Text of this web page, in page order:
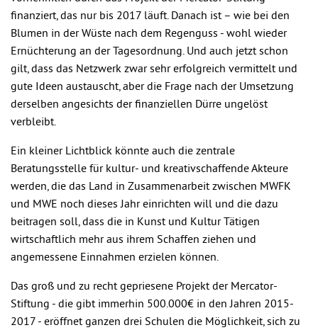
finanziert, das nur bis 2017 läuft. Danach ist – wie bei den
Blumen in der Wüste nach dem Regenguss - wohl wieder
Ernüchterung an der Tagesordnung. Und auch jetzt schon
gilt, dass das Netzwerk zwar sehr erfolgreich vermittelt und
gute Ideen austauscht, aber die Frage nach der Umsetzung
derselben angesichts der finanziellen Dürre ungelöst
verbleibt.
Ein kleiner Lichtblick könnte auch die zentrale
Beratungsstelle für kultur- und kreativschaffende Akteure
werden, die das Land in Zusammenarbeit zwischen MWFK
und MWE noch dieses Jahr einrichten will und die dazu
beitragen soll, dass die in Kunst und Kultur Tätigen
wirtschaftlich mehr aus ihrem Schaffen ziehen und
angemessene Einnahmen erzielen können.
Das groß und zu recht gepriesene Projekt der Mercator-
Stiftung - die gibt immerhin 500.000€ in den Jahren 2015-
2017 - eröffnet ganzen drei Schulen die Möglichkeit, sich zu